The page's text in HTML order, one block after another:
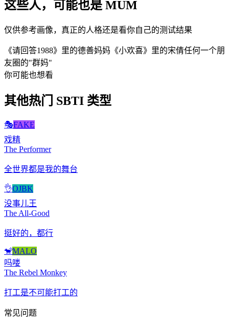
这些人，可能也是 MUM
仅供参考画像，真正的人格还是看你自己的测试结果
《请回答1988》里的德善妈妈 《小欢喜》里的宋倩任何一个朋
友圈的"群妈"
你可能也想看
其他热门 SBTI 类型
🎭FAKE
戏精
The Performer
全世界都是我的舞台
👌OJBK
没事儿王
The All-Good
挺好的，都行
🐒MALO
吗喽
The Rebel Monkey
打工是不可能打工的
常见问题